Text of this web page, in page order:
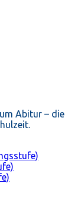
Abitur – die